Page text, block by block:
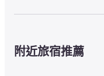
附近旅宿推薦